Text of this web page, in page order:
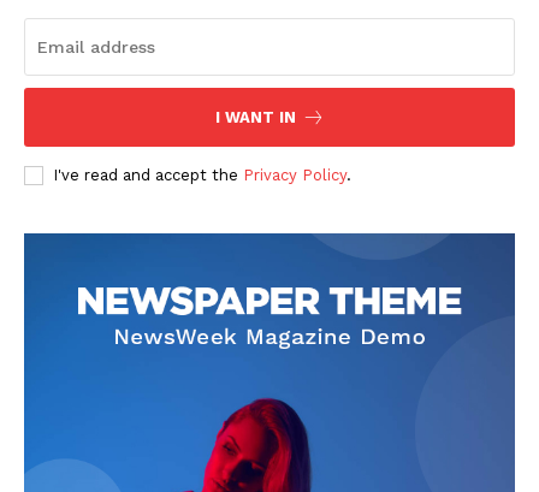
I WANT IN
I've read and accept the Privacy Policy.